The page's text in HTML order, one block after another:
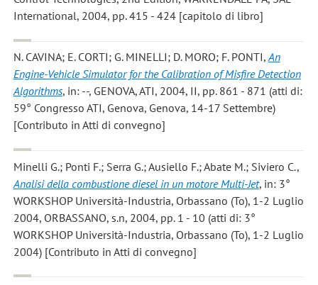
International, 2004, pp. 415 - 424 [capitolo di libro]
N. CAVINA; E. CORTI; G. MINELLI; D. MORO; F. PONTI,An
Engine-Vehicle Simulator for the Calibration of Misfire Detection
Algorithms, in: --, GENOVA, ATI, 2004, II, pp. 861 - 871 (atti di:
59° Congresso ATI, Genova, Genova, 14-17 Settembre)
[Contributo in Atti di convegno]
Minelli G.; Ponti F.; Serra G.; Ausiello F.; Abate M.; Siviero C.,
Analisi della combustione diesel in un motore Multi-Jet, in: 3°
WORKSHOP Università-Industria, Orbassano (To), 1-2 Luglio
2004, ORBASSANO, s.n, 2004, pp. 1 - 10 (atti di: 3°
WORKSHOP Università-Industria, Orbassano (To), 1-2 Luglio
2004) [Contributo in Atti di convegno]